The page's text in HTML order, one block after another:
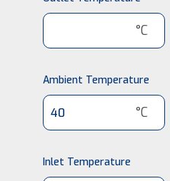
°C
Ambient Temperature
°C
Inlet Temperature